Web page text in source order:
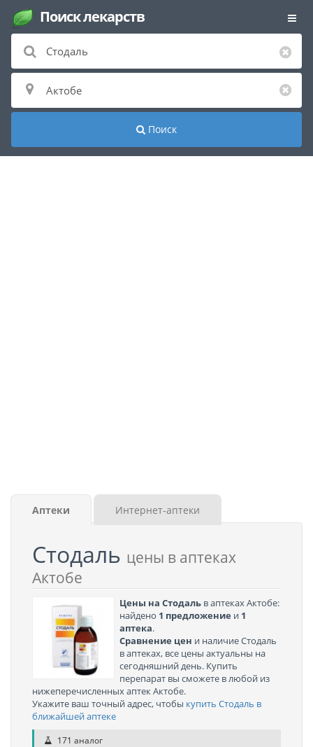
Поиск лекарств
Поиск
Аптеки Интернет-аптеки
Стодаль цены в аптеках
Актобе
Цены на Стодаль в аптеках Актобе:
найдено 1 предложение и 1
аптека.
Сравнение цен и наличие Стодаль
в аптеках, все цены актуальны на
сегодняшний день. Купить
перепарат вы сможете в любой из
нижеперечисленных аптек Актобе.
Укажите ваш точный адрес, чтобы купить Стодаль в
ближайшей аптеке
171 аналог